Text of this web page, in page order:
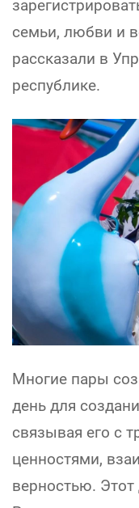
семьи, любви и
рассказали в
республике.
Многие пары
день для
связывая его с
ценностями,
верностью.